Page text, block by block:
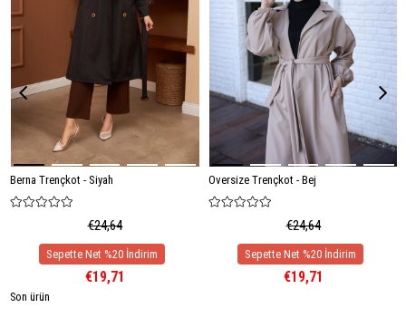
Berna Trençkot - Siyah
€24,64
€19,71
Son ürün
Oversize Trençkot - Bej
€24,64
€19,71